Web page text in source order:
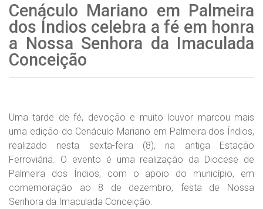
Cenáculo Mariano em Palmeira
dos Índios celebra a fé em honra
a Nossa Senhora da Imaculada
Conceição
Uma tarde de fé, devoção e muito louvor marcou mais
uma edição do Cenáculo Mariano em Palmeira dos Índios,
realizado nesta sexta-feira (8), na antiga Estação
Ferroviária. O evento é uma realização da Diocese de
Palmeira dos Índios, com o apoio do município, em
comemoração ao 8 de dezembro, festa de Nossa
Senhora da Imaculada Conceição.